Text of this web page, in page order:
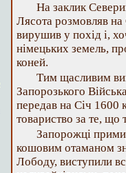
На заклик
Лясота розмовляв на
вирушив у похід і,
німецьких земель,
коней.
Тим щасливим
Запорозького
передав на Січ 1600
товариство за те,
Запорожці
кошовим отаманом
Лободу, виступили